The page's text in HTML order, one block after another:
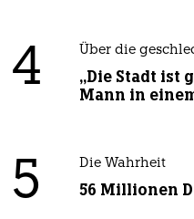
4 Über die
„Die Stadt ist
Mann in
5 Die Wahrheit
56 Millionen